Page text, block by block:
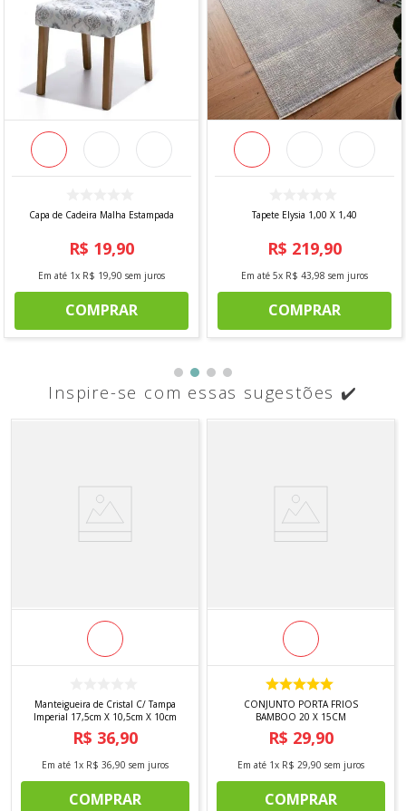
Capa de Cadeira Malha Estampada
R$ 19,90
Em até 1x R$ 19,90 sem juros
COMPRAR
Tapete Elysia 1,00 X 1,40
R$ 219,90
Em até 5x R$ 43,98 sem juros
COMPRAR
Inspire-se com essas sugestões ✔️
Manteigueira de Cristal C/ Tampa
Imperial 17,5cm X 10,5cm X 10cm
R$ 36,90
Em até 1x R$ 36,90 sem juros
COMPRAR
CONJUNTO PORTA FRIOS
BAMBOO 20 X 15CM
R$ 29,90
Em até 1x R$ 29,90 sem juros
COMPRAR